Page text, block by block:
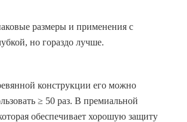
размеры и применения с
но гораздо лучше.
конструкции его можно
≥ 50 раз. В премиальной
обеспечивает хорошую защиту